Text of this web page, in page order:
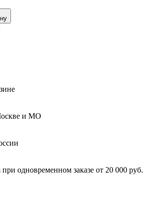
и МО
при одновременном заказе от 20 000 руб.